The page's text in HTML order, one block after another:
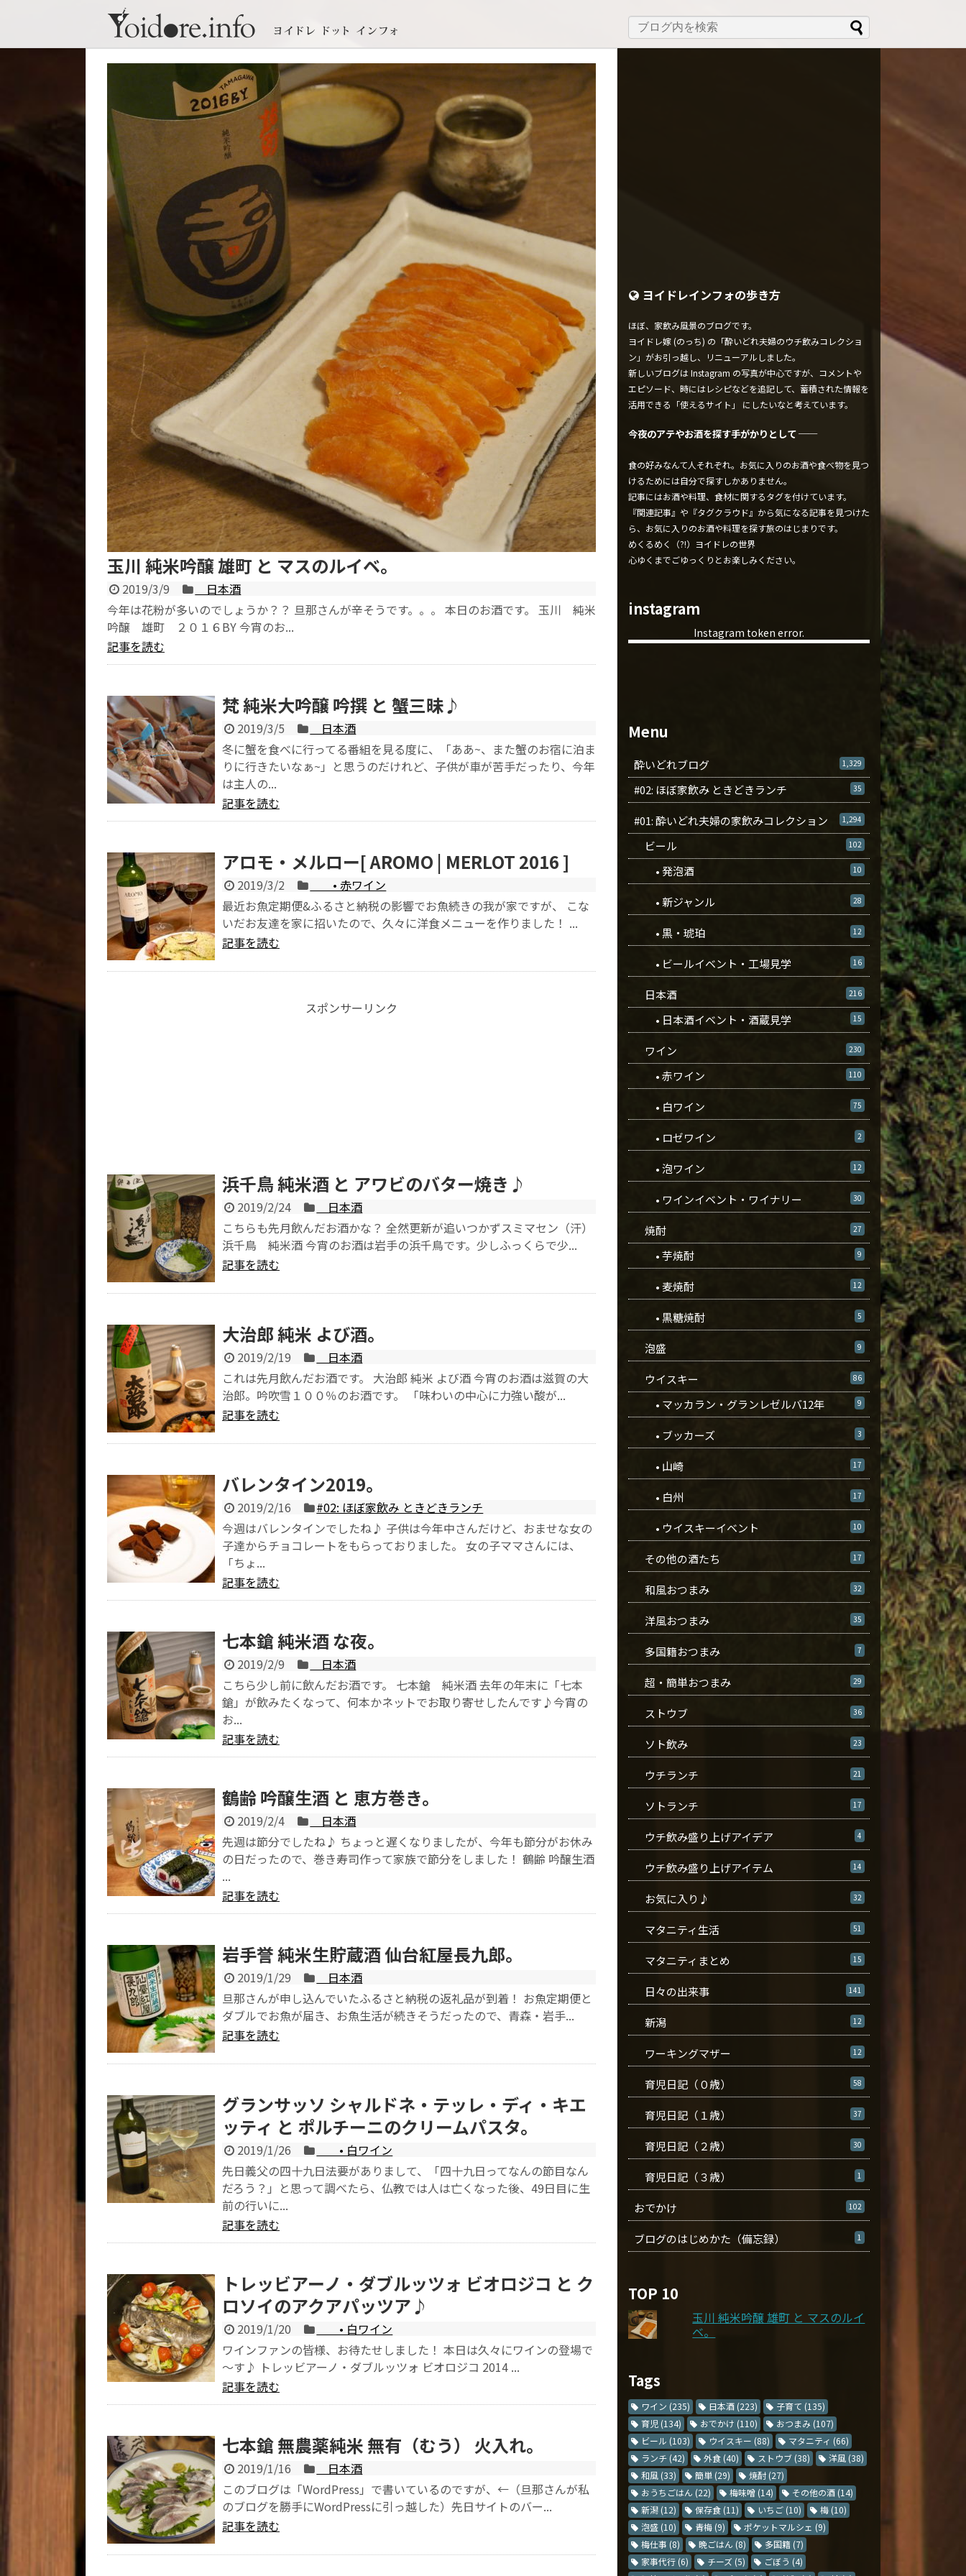
玉川 純米吟醸 雄町 と マスのルイベ。
2019/3/9
日本酒
今年は花粉が多いのでしょうか？？ 旦那さんが辛そうです。。。 本日のお酒です。 玉川 純米
吟醸 雄町 ２０１６BY 今宵のお...
記事を読む
梵 純米大吟醸 吟撰 と 蟹三昧♪
2019/3/5
日本酒
冬に蟹を食べに行ってる番組を見る度に、「ああ~、また蟹のお宿に泊ま
りに行きたいなぁ~」と思うのだけれど、子供が車が苦手だったり、今年
は主人の...
記事を読む
アロモ・メルロー[ AROMO | MERLOT 2016 ]
2019/3/2
• 赤ワイン
最近お魚定期便&ふるさと納税の影響でお魚続きの我が家ですが、 こな
いだお友達を家に招いたので、久々に洋食メニューを作りました！ ...
記事を読む
スポンサーリンク
浜千鳥 純米酒 と アワビのバター焼き♪
2019/2/24
日本酒
こちらも先月飲んだお酒かな？ 全然更新が追いつかずスミマセン（汗）
浜千鳥 純米酒 今宵のお酒は岩手の浜千鳥です。少しふっくらで少...
記事を読む
大治郎 純米 よび酒。
2019/2/19
日本酒
これは先月飲んだお酒です。 大治郎 純米 よび酒 今宵のお酒は滋賀の大
治郎。吟吹雪１００％のお酒です。 「味わいの中心に力強い酸が...
記事を読む
バレンタイン2019。
2019/2/16
#02: ほぼ家飲み ときどきランチ
今週はバレンタインでしたね♪ 子供は今年中さんだけど、おませな女の
子達からチョコレートをもらっておりました。 女の子ママさんには、
「ちょ...
記事を読む
七本鎗 純米酒 な夜。
2019/2/9
日本酒
こちら少し前に飲んだお酒です。 七本鎗 純米酒 去年の年末に「七本
鎗」が飲みたくなって、何本かネットでお取り寄せしたんです♪今宵の
お...
記事を読む
鶴齢 吟醸生酒 と 恵方巻き。
2019/2/4
日本酒
先週は節分でしたね♪ ちょっと遅くなりましたが、今年も節分がお休み
の日だったので、巻き寿司作って家族で節分をしました！ 鶴齢 吟醸生酒
...
記事を読む
岩手誉 純米生貯蔵酒 仙台紅屋長九郎。
2019/1/29
日本酒
旦那さんが申し込んでいたふるさと納税の返礼品が到着！ お魚定期便と
ダブルでお魚が届き、お魚生活が続きそうだったので、青森・岩手...
記事を読む
グランサッソ シャルドネ・テッレ・ディ・キエ
ッティ と ポルチーニのクリームパスタ。
2019/1/26
• 白ワイン
先日義父の四十九日法要がありまして、「四十九日ってなんの節目なん
だろう？」と思って調べたら、仏教では人は亡くなった後、49日目に生
前の行いに...
記事を読む
トレッビアーノ・ダブルッツォ ビオロジコ と ク
ロソイのアクアパッツア♪
2019/1/20
• 白ワイン
ワインファンの皆様、お待たせしました！ 本日は久々にワインの登場で
～す♪ トレッビアーノ・ダブルッツォ ビオロジコ 2014 ...
記事を読む
七本鎗 無農薬純米 無有（むう） 火入れ。
2019/1/16
日本酒
このブログは「WordPress」で書いているのですが、←（旦那さんが私
のブログを勝手にWordPressに引っ越した）先日サイトのバー...
記事を読む
ヨイドレインフォの歩き方
ほぼ、家飲み風景のブログです。
ヨイドレ嫁 (のっち) の「酔いどれ夫婦のウチ飲みコレクショ
ン」がお引っ越し、リニューアルしました。
新しいブログは Instagram の写真が中心ですが、コメントや
エピソード、時にはレシピなどを追記して、蓄積された情報を
活用できる「使えるサイト」 にしたいなと考えています。
今夜のアテやお酒を探す手がかりとして ──
食の好みなんて人それぞれ。お気に入りのお酒や食べ物を見つ
けるためには自分で探すしかありません。
記事にはお酒や料理、食材に関するタグを付けています。
『関連記事』や『タグクラウド』から気になる記事を見つけた
ら、お気に入りのお酒や料理を探す旅のはじまりです。
めくるめく（?!）ヨイドレの世界
心ゆくまでごゆっくりとお楽しみください。
instagram
Instagram token error.
Menu
酔いどれブログ 1,329
#02: ほぼ家飲み ときどきランチ 35
#01: 酔いどれ夫婦の家飲みコレクション 1,294
ビール 102
• 発泡酒 10
• 新ジャンル 28
• 黒・琥珀 12
• ビールイベント・工場見学 16
日本酒 216
• 日本酒イベント・酒蔵見学 15
ワイン 230
• 赤ワイン 110
• 白ワイン 75
• ロゼワイン 2
• 泡ワイン 12
• ワインイベント・ワイナリー 30
焼酎 27
• 芋焼酎 9
• 麦焼酎 12
• 黒糖焼酎 5
泡盛 9
ウイスキー 86
• マッカラン・グランレゼルバ12年 9
• ブッカーズ 3
• 山崎 17
• 白州 17
• ウイスキーイベント 10
その他の酒たち 17
和風おつまみ 32
洋風おつまみ 35
多国籍おつまみ 7
超・簡単おつまみ 29
ストウブ 36
ソト飲み 23
ウチランチ 21
ソトランチ 17
ウチ飲み盛り上げアイデア 4
ウチ飲み盛り上げアイテム 14
お気に入り♪ 32
マタニティ生活 51
マタニティまとめ 15
日々の出来事 141
新潟 12
ワーキングマザー 12
育児日記（０歳） 58
育児日記（１歳） 37
育児日記（２歳） 30
育児日記（３歳） 1
おでかけ 102
ブログのはじめかた（備忘録） 1
TOP 10
玉川 純米吟醸 雄町 と マスのルイ
ベ。
Tags
ワイン (235) 日本酒 (223) 子育て (135)
育児 (134) おでかけ (110) おつまみ (107)
ビール (103) ウイスキー (88) マタニティ (66)
ランチ (42) 外食 (40) ストウブ (38) 洋風 (38)
和風 (33) 簡単 (29) 焼酎 (27)
おうちごはん (22) 梅味噌 (14) その他の酒 (14)
新潟 (12) 保存食 (11) いちご (10) 梅 (10)
泡盛 (10) 青梅 (9) ポケットマルシェ (9)
梅仕事 (8) 晩ごはん (8) 多国籍 (7)
家事代行 (6) チーズ (5) ごぼう (4)